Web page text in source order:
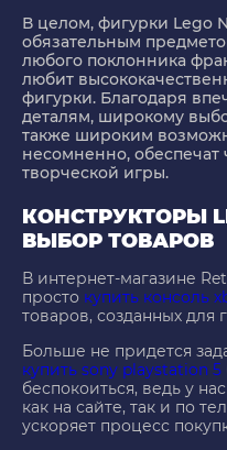
В целом, фигурки Lego
обязательным
любого поклонника
любит
фигурки. Благодаря
деталям, широкому
также широким
несомненно,
творческой игры.
КОНСТРУКТОРЫ
ВЫБОР ТОВАРОВ
В интернет-магазине
просто купить консоль
товаров, созданных
Больше не придется
купить sony playstation 5
беспокоиться, ведь у
как на сайте, так и по
ускоряет процесс